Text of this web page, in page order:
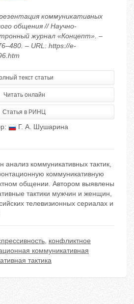
коммуникативных
общения // Научно-
журнал «Концепт». –
– URL: https://e-
текст статьи
Читать онлайн
Статья в РИНЦ
Г. А. Шушарина
анализ коммуникативных тактик,
коммуникативную
общении. Автором выявлены
тактики мужчин и женщин,
телевизионных сериалах и
, конфликтное
коммуникативная
тактика